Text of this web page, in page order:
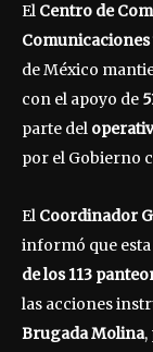
El Centro de
Comunicaciones
de México
con el apoyo de
parte del
por el Gobierno
El Coordinador
informó que
de los 113
las acciones
Brugada Molina,